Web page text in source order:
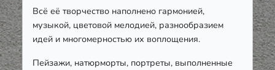
Всё её творчество наполнено гармонией,
музыкой, цветовой мелодией, разнообразием
идей и многомерностью их воплощения.
Пейзажи, натюрморты, портреты, выполненные